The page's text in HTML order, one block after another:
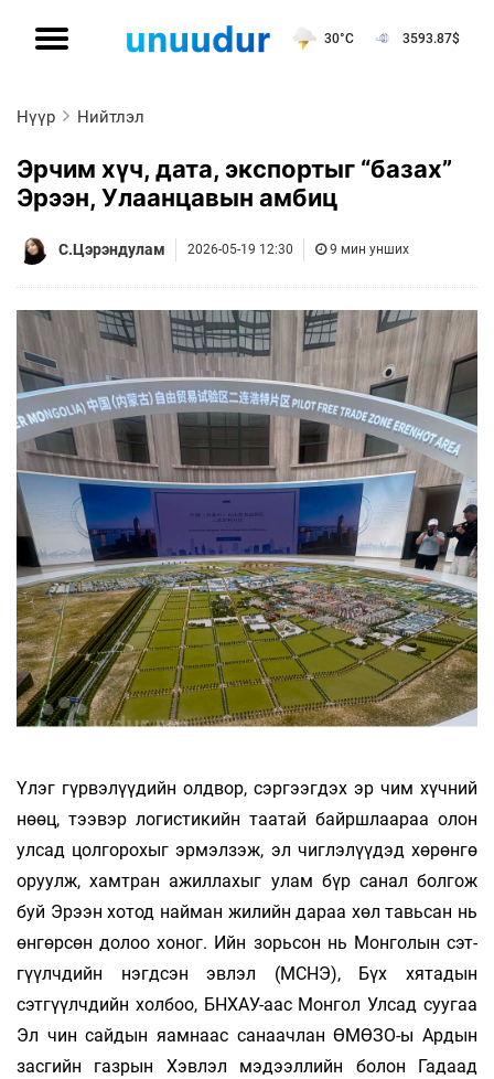
30°C 3593.87$
Нүүр Нийтлэл
Эрчим хүч, дата, экспортыг “базах”
Эрээн, Улаанцавын амбиц
С.Цэрэндулам 2026-05-19 12:30 9 мин унших
Үлэг гүрвэлүүдийн олдвор, сэргээгдэх эр­ чим хүчний
нөөц, тээвэр логистикийн таатай байршлаараа олон
улсад цолгорохыг эрмэлзэж, эл чиглэлүүдэд хөрөнгө
оруулж, хамтран ажиллахыг улам бүр санал бол­­гож
буй Эрээн хотод найман жилийн дараа хөл тавьсан нь
өнгөрсөн долоо хоног. Ийн зорьсон нь Монголын сэт­
гүүлчдийн нэгдсэн эвлэл (МСНЭ), Бүх хятадын
сэтгүүлчдийн холбоо, БНХАУ-аас Мон­гол Улсад суугаа
Эл­ чин сайдын яамнаас санаачлан ӨМӨЗО-ы Ардын
засгийн газрын Хэвлэл мэдээллийн болон Гадаад